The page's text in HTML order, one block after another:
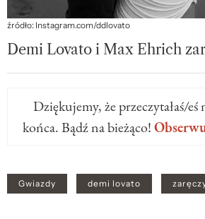
źródło: Instagram.com/ddlovato
Demi Lovato i Max Ehrich
Dziękujemy, że przeczytałaś/eś
końca. Bądź na bieżąco!
Gwiazdy demi lovato